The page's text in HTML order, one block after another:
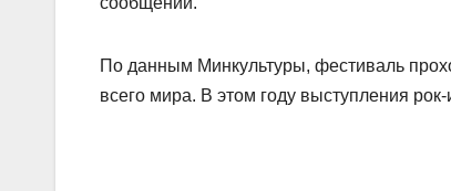
По данным Минкультуры, фестиваль
всего мира. В этом году выступления